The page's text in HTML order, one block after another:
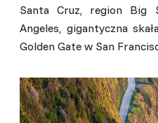
Santa Cruz, region Big
Angeles, gigantyczna
Golden Gate w San